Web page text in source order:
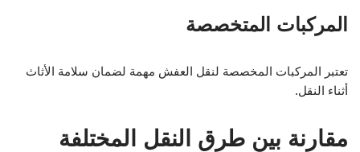
المركبات المتخصصة
تعتبر المركبات المخصصة لنقل العفش مهمة لضمان سلامة الأثاث
أثناء النقل.
مقارنة بين طرق النقل المختلفة